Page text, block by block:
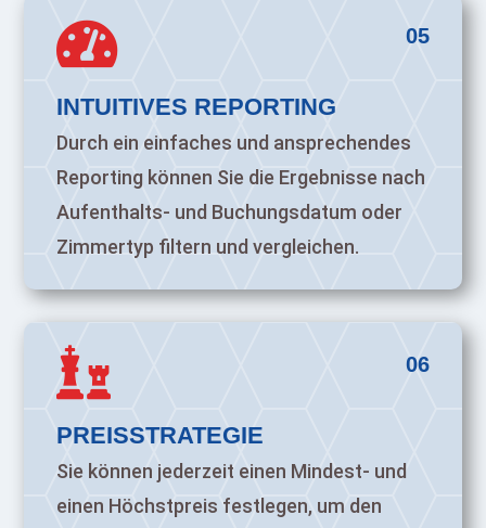
05

INTUITIVES REPORTING
Durch ein einfaches und ansprechendes
Reporting können Sie die Ergebnisse nach
Aufenthalts- und Buchungsdatum oder
Zimmertyp filtern und vergleichen.
06

PREISSTRATEGIE
Sie können jederzeit einen Mindest- und
einen Höchstpreis festlegen, um den